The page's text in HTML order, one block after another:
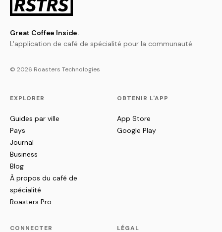
Great Coffee Inside.
L'application de café de spécialité pour la communauté.
© 2026 Roasters Technologies
EXPLORER
Guides par ville
Pays
Journal
Business
Blog
À propos du café de
spécialité
Roasters Pro
OBTENIR L'APP
App Store
Google Play
CONNECTER LÉGAL